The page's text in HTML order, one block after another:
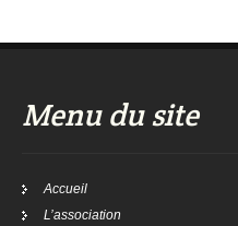
Menu du site
Accueil
L’association